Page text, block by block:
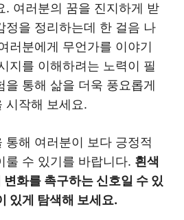
. 여러분의 꿈을 진지하게 받
정을 정리하는데 한 걸음 나
러분에게 무언가를 이야기
지를 이해하려는 노력이 필
을 통해 삶을 더욱 풍요롭게
시작해 보세요.
통해 여러분이 보다 긍정적
룰 수 있기를 바랍니다. 흰색
화를 촉구하는 신호일 수 있
있게 탐색해 보세요.